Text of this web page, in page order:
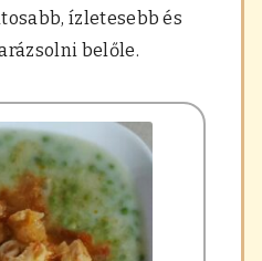
ízletesebb és
belőle.